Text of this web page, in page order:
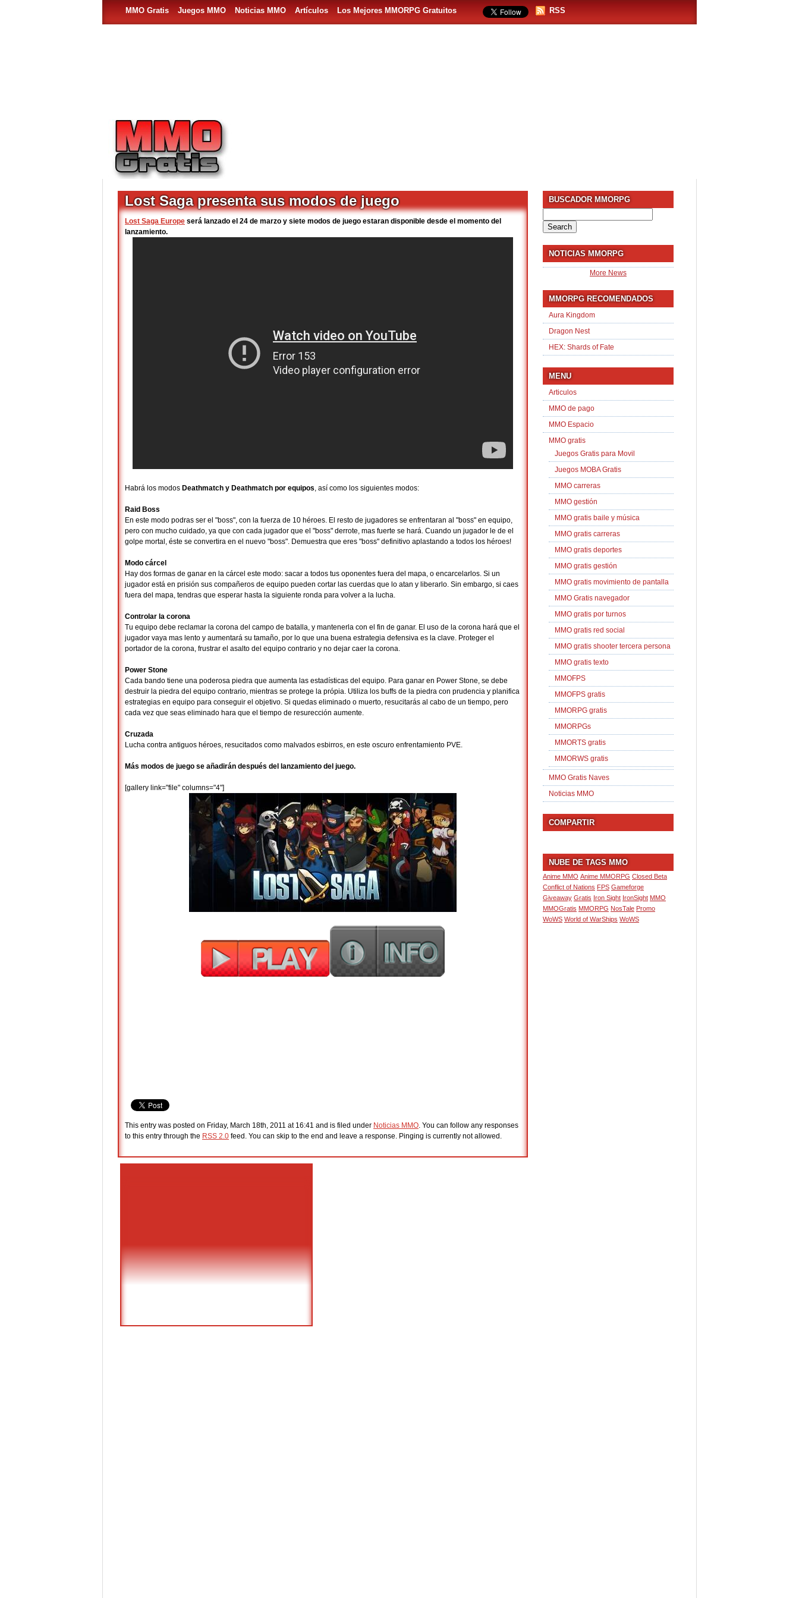
MMO Gratis Juegos MMO Noticias MMO Artículos Los Mejores MMORPG Gratuitos RSS
Lost Saga presenta sus modos de juego
Lost Saga Europe será lanzado el 24 de marzo y siete modos de juego estaran disponible desde el momento del
lanzamiento.
Habrá los modos Deathmatch y Deathmatch por equipos, así como los siguientes modos:
Raid Boss
En este modo podras ser el "boss", con la fuerza de 10 héroes. El resto de jugadores se enfrentaran al "boss" en equipo,
pero con mucho cuidado, ya que con cada jugador que el "boss" derrote, mas fuerte se hará. Cuando un jugador le de el
golpe mortal, éste se convertira en el nuevo "boss". Demuestra que eres "boss" definitivo aplastando a todos los héroes!
Modo cárcel
Hay dos formas de ganar en la cárcel este modo: sacar a todos tus oponentes fuera del mapa, o encarcelarlos. Si un
jugador está en prisión sus compañeros de equipo pueden cortar las cuerdas que lo atan y liberarlo. Sin embargo, si caes
fuera del mapa, tendras que esperar hasta la siguiente ronda para volver a la lucha.
Controlar la corona
Tu equipo debe reclamar la corona del campo de batalla, y mantenerla con el fin de ganar. El uso de la corona hará que el
jugador vaya mas lento y aumentará su tamaño, por lo que una buena estrategia defensiva es la clave. Proteger el
portador de la corona, frustrar el asalto del equipo contrario y no dejar caer la corona.
Power Stone
Cada bando tiene una poderosa piedra que aumenta las estadísticas del equipo. Para ganar en Power Stone, se debe
destruir la piedra del equipo contrario, mientras se protege la própia. Utiliza los buffs de la piedra con prudencia y planifica
estrategias en equipo para conseguir el objetivo. Si quedas eliminado o muerto, resucitarás al cabo de un tiempo, pero
cada vez que seas eliminado hara que el tiempo de resurección aumente.
Cruzada
Lucha contra antiguos héroes, resucitados como malvados esbirros, en este oscuro enfrentamiento PVE.
Más modos de juego se añadirán después del lanzamiento del juego.
[gallery link="file" columns="4"]
This entry was posted on Friday, March 18th, 2011 at 16:41 and is filed under Noticias MMO . You can follow any responses
to this entry through the RSS 2.0 feed. You can skip to the end and leave a response. Pinging is currently not allowed.
BUSCADOR MMORPG
for:
NOTICIAS MMORPG
More News
MMORPG RECOMENDADOS
Aura Kingdom
Dragon Nest
HEX: Shards of Fate
MENU
Articulos
MMO de pago
MMO Espacio
MMO gratis
Juegos Gratis para Movil
Juegos MOBA Gratis
MMO carreras
MMO gestión
MMO gratis baile y música
MMO gratis carreras
MMO gratis deportes
MMO gratis gestión
MMO gratis movimiento de pantalla
MMO Gratis navegador
MMO gratis por turnos
MMO gratis red social
MMO gratis shooter tercera persona
MMO gratis texto
MMOFPS
MMOFPS gratis
MMORPG gratis
MMORPGs
MMORTS gratis
MMORWS gratis
MMO Gratis Naves
Noticias MMO
COMPARTIR
NUBE DE TAGS MMO
Anime MMO Anime MMORPG Closed Beta
Conflict of Nations FPS Gameforge
Giveaway Gratis Iron Sight IronSight MMO
MMOGratis MMORPG NosTale Promo
WoWS World of WarShips WoWS